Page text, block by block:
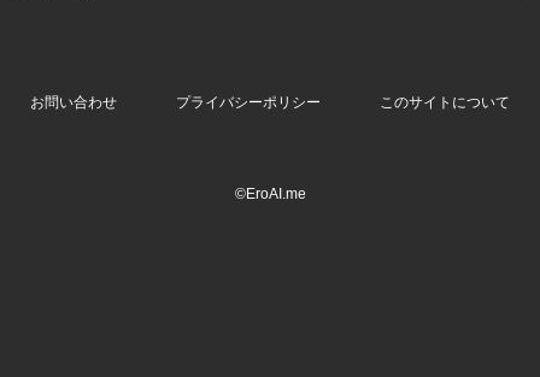
お問い合わせ プライバシーポリシー このサイトについて
©EroAI.me